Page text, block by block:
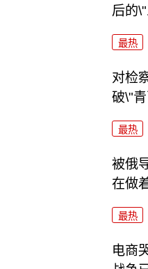
后的
最热
对检
破\"
最热
被俄
在做
最热
电商